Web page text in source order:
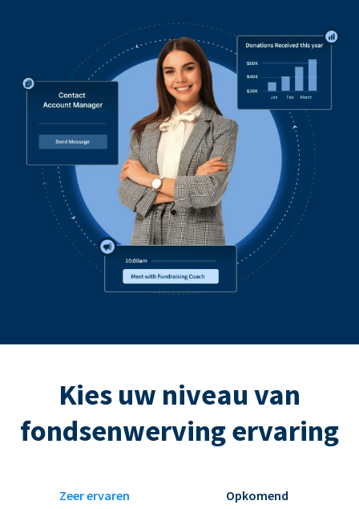
Kies uw niveau van
fondsenwerving ervaring
Zeer ervaren Opkomend